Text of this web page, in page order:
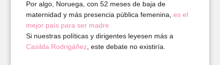
Por algo, Noruega, con 52 meses de baja de
maternidad y más presencia pública femenina, es el
mejor país para ser madre.
Si nuestras políticas y dirigentes leyesen más a
Casilda Rodrigáñez, este debate no existiría.